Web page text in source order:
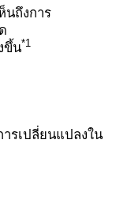
นถึงการ
ขึ้น*1
รเปลี่ยนแปลงใน